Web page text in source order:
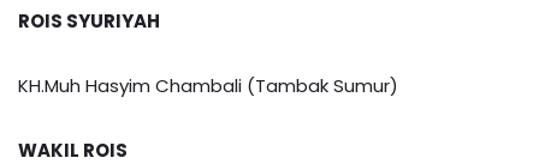
ROIS SYURIYAH
KH.Muh Hasyim Chambali (Tambak Sumur)
WAKIL ROIS